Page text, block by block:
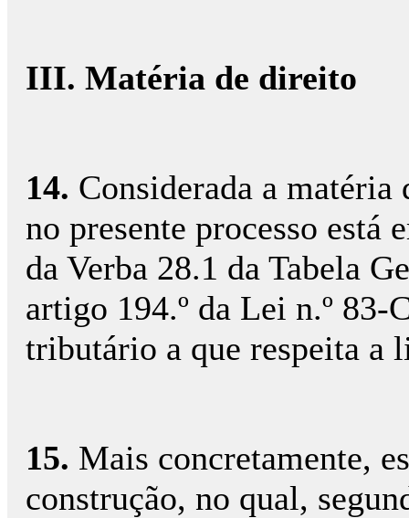
III. Matéria de direito
14. Considerada a
no presente processo está
da Verba 28.1 da Tabela
artigo 194.º da Lei n.º
tributário a que respeita a
15. Mais concretamente,
construção, no qual,